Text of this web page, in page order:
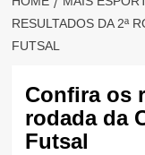
RESULTADOS DA 2ª
FUTSAL
Confira os
rodada da
Futsal